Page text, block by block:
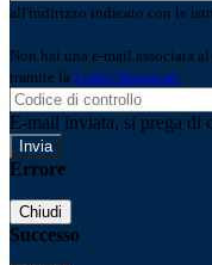
all'indirizzo indicato con le
Non hai una e-mail associata
tramite la Login Spaggiari
E-mail inviata, si prega di
Errore
Chiudi
Successo